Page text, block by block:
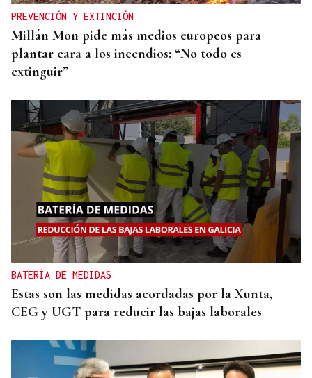
PREVENCIÓN Y EXTINCIÓN
Millán Mon pide más medios europeos para
plantar cara a los incendios: “No todo es
extinguir”
BATERÍA DE MEDIDAS
Estas son las medidas acordadas por la Xunta,
CEG y UGT para reducir las bajas laborales